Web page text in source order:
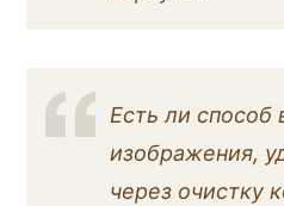
Есть ли способ
изображения,
через очистку